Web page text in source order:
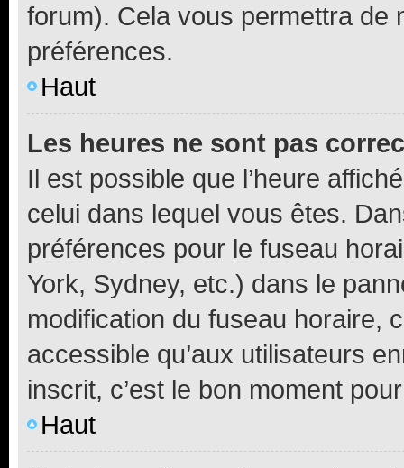
forum). Cela vous permettra de
préférences.
Haut
Les heures ne sont pas
Il est possible que l’heure
celui dans lequel vous êtes.
préférences pour le fuseau
York, Sydney, etc.) dans le
modification du fuseau horaire,
accessible qu’aux utilisateurs
inscrit, c’est le bon moment
Haut